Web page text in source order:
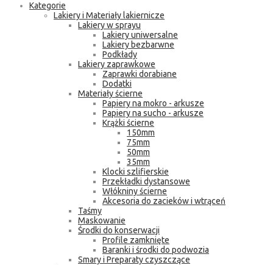
Kategorie
Lakiery i Materiały lakiernicze
Lakiery w sprayu
Lakiery uniwersalne
Lakiery bezbarwne
Podkłady
Lakiery zaprawkowe
Zaprawki dorabiane
Dodatki
Materiały ścierne
Papiery na mokro - arkusze
Papiery na sucho - arkusze
Krążki ścierne
150mm
75mm
50mm
35mm
Klocki szlifierskie
Przekładki dystansowe
Włókniny ścierne
Akcesoria do zacieków i wtrąceń
Taśmy
Maskowanie
Środki do konserwacji
Profile zamknięte
Baranki i środki do podwozia
Smary i Preparaty czyszczące